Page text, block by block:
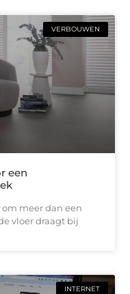
VERBOUWEN
een
meer dan een
vloer draagt bij
INTERNET